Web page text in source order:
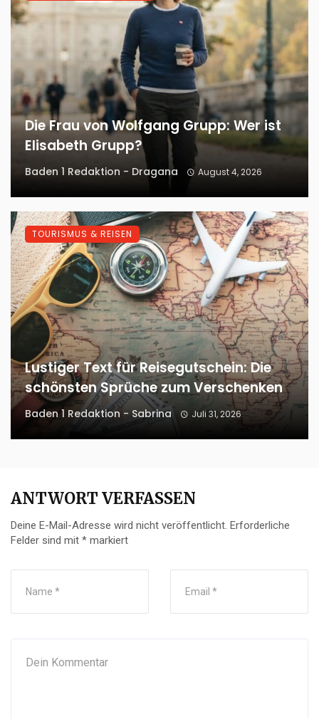
Die Frau von Wolfgang Grupp: Wer ist
Elisabeth Grupp?
Baden 1 Redaktion - Dragana August 4, 2026
Lustiger Text für Reisegutschein: Die
schönsten Sprüche zum Verschenken
Baden 1 Redaktion - Sabrina Juli 31, 2026
TOURISMUS & REISEN
ANTWORT VERFASSEN
Deine E-Mail-Adresse wird nicht veröffentlicht. Erforderliche
Felder sind mit * markiert